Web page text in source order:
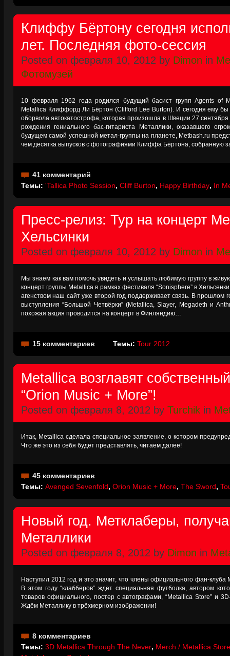
Клиффу Бёртону сегодня
лет. Последняя фото-сессия
Posted on февраля 10, 2012 by Dimon in
Фотомузей
10 февраля 1962 года родился будущий басист групп Agents of
Metallica Клиффорд Ли Бёртон (Clifford Lee Burton). И сегодня ему бы
оборвола автокатострофа, которая произошла в Швеции 27
рождения гениального бас-гитариста Металлики, оказавшего
будущем самой успешной метал-группы на планете, Metbash.ru
чем десятка выпусков с фотографиями Клиффа Бёртона, собранную
41 комментарий
Темы: 'Tallica Photo Session, Cliff Burton, Happy Birthday, In
Пресс-релиз: Тур на концерт
Хельсинки
Posted on февраля 10, 2012 by Dimon in
Мы знаем как вам помочь увидеть и услышать любимую группу в
концерт группы Metallica в рамках фестиваля “Sonisphere” в
агенством наш сайт уже второй год поддерживает связь. В прошлом
выступления “Большой Четвёрки” (Metallica, Slayer, Megadeth и
похожая акция проводится на концерт в Финляндию…
15 комментариев Темы: Tour 2012
Metallica возглавят
“Orion Music + More”!
Posted on февраля 8, 2012 by Turchik in
Итак, Metallica сделала специальное заявление, о котором
Что же это из себя будет представлять, читаем далее!
45 комментариев
Темы: Avenged Sevenfold, Orion Music + More, The Sword,
Новый год. Метклаберы,
Металлики
Posted on февраля 8, 2012 by Dimon in
Наступил 2012 год и это значит, что члены официального фан-
В этом году “клабберов” ждёт специальная футболка, автором
товаров официального, постер с автографами, “Metallica Store” и
Ждём Металлику в трёхмерном изображении!
8 комментариев
Темы: 3D Metallica Through The Never, Merch / Metallica Store